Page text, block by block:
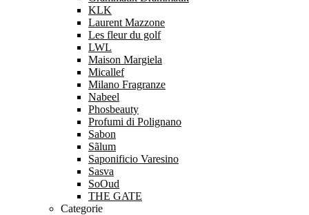
KLK
Laurent Mazzone
Les fleur du golf
LWL
Maison Margiela
Micallef
Milano Fragranze
Nabeel
Phosbeauty
Profumi di Polignano
Sabon
Sãlum
Saponificio Varesino
Sasva
SoOud
THE GATE
Categorie